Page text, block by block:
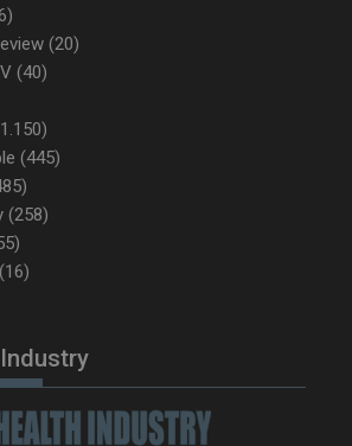
(20)
(40)
(445)
(258)
(16)